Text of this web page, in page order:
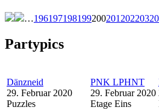
…196197198199200201 202203
Partypics
Dänzneid
29. Februar 2020
Puzzles
PNK LPHNT
29. Februar 2020
Etage Eins